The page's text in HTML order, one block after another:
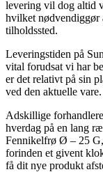
levering vil dog altid
hvilket nødvendiggør
tilholdssted.
Leveringstiden på
vital forudsat vi har
er det relativt på sin
ved den aktuelle vare.
Adskillige
hverdag på en lang
Fennikelfrø Ø – 25 G,
forinden et givent
få dit nye produkt